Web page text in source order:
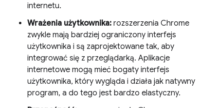
internetu.
Wrażenia użytkownika: rozszerzenia Chrome
zwykle mają bardziej ograniczony interfejs
użytkownika i są zaprojektowane tak, aby
integrować się z przeglądarką. Aplikacje
internetowe mogą mieć bogaty interfejs
użytkownika, który wygląda i działa jak natywny
program, a do tego jest bardzo elastyczny.